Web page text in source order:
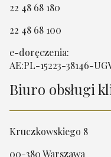
22 48 68 180
22 48 68 100
e-doręczenia:
AE:PL-15223-38146-
Biuro obsługi
Kruczkowskiego 8
00-380 Warszawa